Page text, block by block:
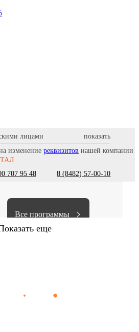
лицами
изменение реквизитов нашей компании
707 95 48 8 (8482) 57-00-10
Все программы
еще
Медицинская помощь